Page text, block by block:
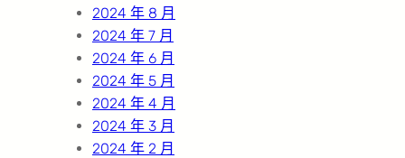
2024 年 8 月
2024 年 7 月
2024 年 6 月
2024 年 5 月
2024 年 4 月
2024 年 3 月
2024 年 2 月